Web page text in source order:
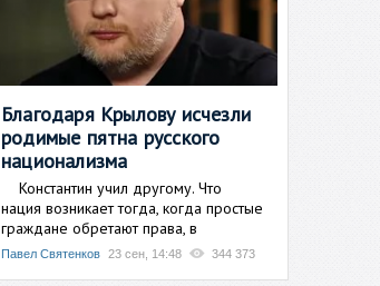
Благодаря Крылову исчезли
родимые пятна русского
национализма
Константин учил другому. Что
нация возникает тогда, когда простые
граждане обретают права, в
Павел Святенков 23 сен, 14:48 344 373